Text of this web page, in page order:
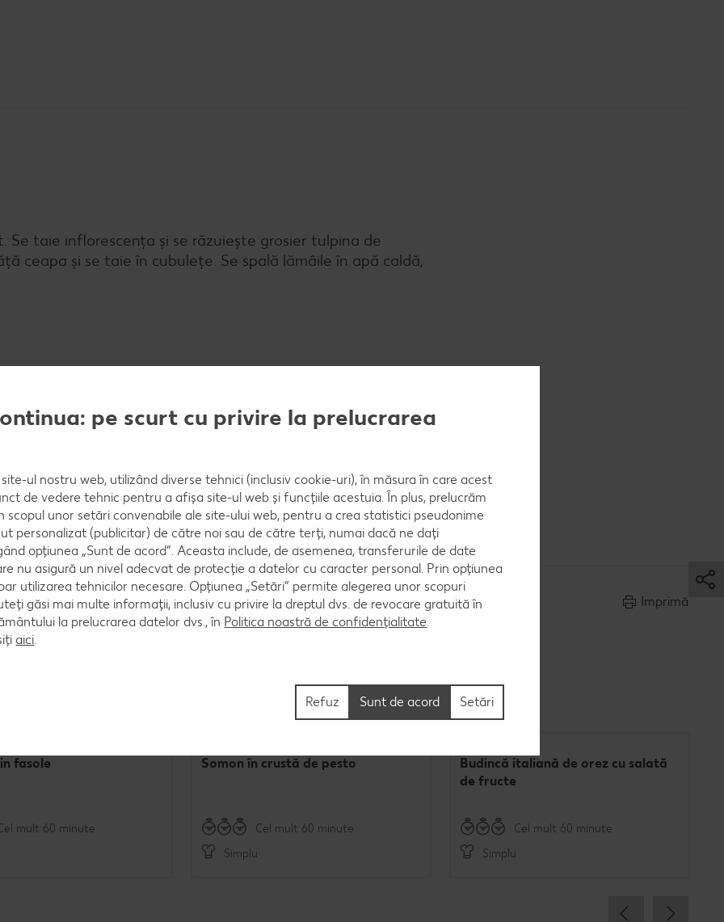
Se taie inflorescența și se răzuiește grosier tulpina de
ceapa și se taie în cubulețe. Se spală lămâile în apă caldă,
ușor ceapa, se adaugă stockul și se fierb toate. Se adaugă
4 minute, amestecându-le din când în când. Se adaugă
din când în când.
untul și brânza proaspătă. Se asezonează cu sare și
Imprimă
fasole
mult 60 minute
Somon în crustă de pesto
Cel mult 60 minute
Simplu
Budincă italiană de orez cu salată
de fructe
Cel mult 60 minute
Simplu
pe scurt cu privire la prelucrarea
ul nostru web, utilizând diverse tehnici (inclusiv cookie-uri), în măsura în care acest
de vedere tehnic pentru a afișa site-ul web și funcțiile acestuia. În plus, prelucrăm
scopul unor setări convenabile ale site-ului web, pentru a crea statistici pseudonime
personalizat (publicitar) de către noi sau de către terți, numai dacă ne dați
opțiunea „Sunt de acord”. Aceasta include, de asemenea, transferurile de date
nu asigură un nivel adecvat de protecție a datelor cu caracter personal. Prin opțiunea
utilizarea tehnicilor necesare. Opțiunea „Setări” permite alegerea unor scopuri
găsi mai multe informații, inclusiv cu privire la dreptul dvs. de revocare gratuită în
la prelucrarea datelor dvs., în Politica noastră de confidențialitate.
aici.
Setări
Refuz Sunt de acord